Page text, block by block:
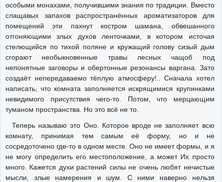
особыми монахами, получившими знания по традиции. Вместо
слащавых запахов распространённых ароматизаторов для
помещений эти пахнут костром шамана, обвешанного
отгоняющими злых духов ленточками, в котором источая
стелющийся по тихой поляне и кружащий голову сизый дым
сгорают необыкновенные травы лесных чащоб под
непонятные заговоры и обертонные резонансы варгана. Зато
создаёт непередаваемо тёплую атмосферу!.. Сначала хотел
написать, что комната заполняется искрящимися крупинками
невидимого присутствия чего-то. Потом, что мерцающим
туманом пространства. Но это всё не то.
Теперь называю это Оно. Которое вроде не заполняет всю
комнату, принимая тем самым её форму, но и не
сосредоточено где-то в одном месте. Оно не имеет формы, и я
не могу определить его местоположение, а может Их просто
много. Кажется духи растений силы не очень любят нечистые
мысли, злые намерения и шум. С ними наверно нельзя